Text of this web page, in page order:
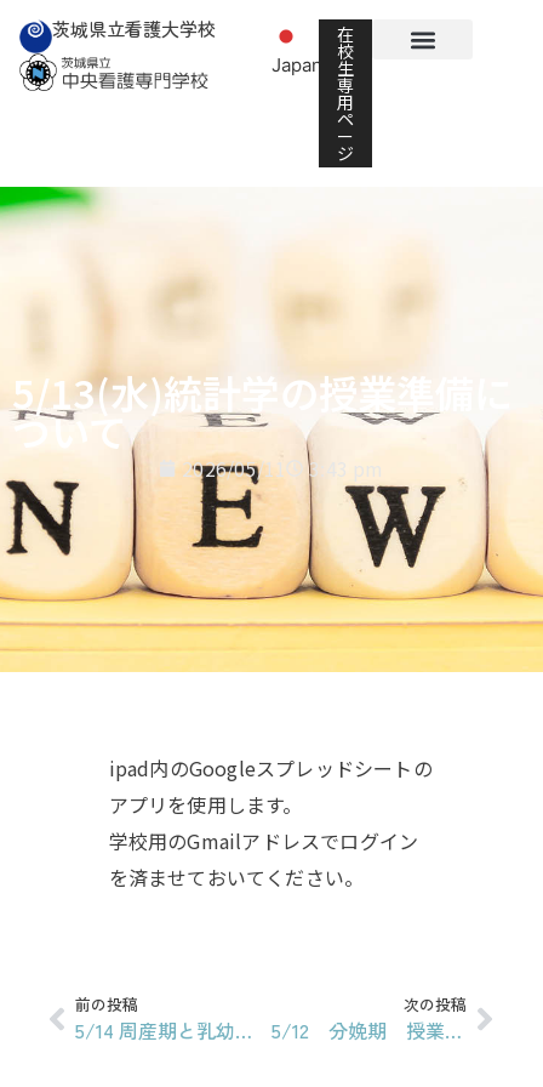
茨城県立看護大学校
Japanese
在
校
生
専
用
ペ
ー
ジ
5/13(水)統計学の授業準備に
ついて
2026/05/11 3:43 pm
ipad内のGoogleスプレッドシートの
アプリを使用します。
学校用のGmailアドレスでログイン
を済ませておいてください。
前の投稿
5/14 周産期と乳幼児の病態（合併症妊娠）坂本先生
次の投稿
5/12 分娩期 授業資料